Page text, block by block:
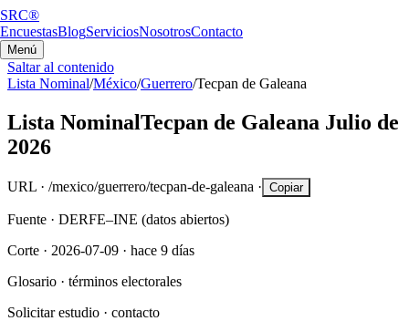
SRC®
EncuestasBlogServiciosNosotrosContacto
Menú
Saltar al contenido
Lista Nominal/México/Guerrero/Tecpan de Galeana
Lista NominalTecpan de Galeana Julio de
2026
URL · /mexico/guerrero/tecpan-de-galeana · Copiar
Fuente · DERFE–INE (datos abiertos)
Corte · 2026-07-09 · hace 9 días
Glosario · términos electorales
Solicitar estudio · contacto